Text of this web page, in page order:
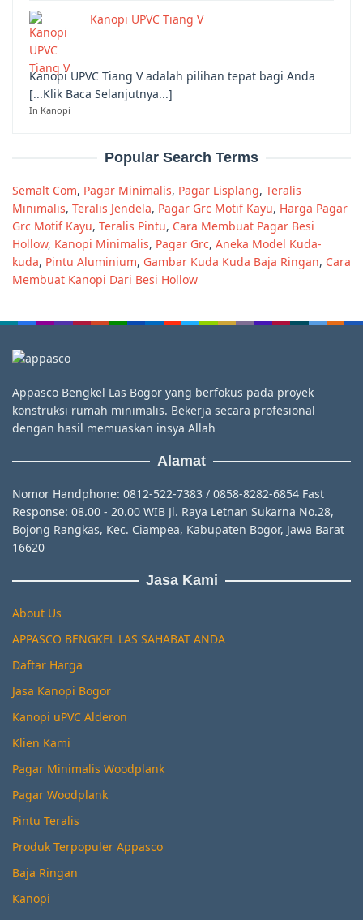
Kanopi UPVC Tiang V
Kanopi UPVC Tiang V adalah pilihan tepat bagi Anda
[...Klik Baca Selanjutnya...]
In Kanopi
Popular Search Terms
Semalt Com, Pagar Minimalis, Pagar Lisplang, Teralis
Minimalis, Teralis Jendela, Pagar Grc Motif Kayu, Harga Pagar
Grc Motif Kayu, Teralis Pintu, Cara Membuat Pagar Besi
Hollow, Kanopi Minimalis, Pagar Grc, Aneka Model Kuda-
kuda, Pintu Aluminium, Gambar Kuda Kuda Baja Ringan, Cara
Membuat Kanopi Dari Besi Hollow
Appasco Bengkel Las Bogor yang berfokus pada proyek
konstruksi rumah minimalis. Bekerja secara profesional
dengan hasil memuaskan insya Allah
Alamat
Nomor Handphone: 0812-522-7383 / 0858-8282-6854 Fast
Response: 08.00 - 20.00 WIB Jl. Raya Letnan Sukarna No.28,
Bojong Rangkas, Kec. Ciampea, Kabupaten Bogor, Jawa Barat
16620
Jasa Kami
About Us
APPASCO BENGKEL LAS SAHABAT ANDA
Daftar Harga
Jasa Kanopi Bogor
Kanopi uPVC Alderon
Klien Kami
Pagar Minimalis Woodplank
Pagar Woodplank
Pintu Teralis
Produk Terpopuler Appasco
Baja Ringan
Kanopi